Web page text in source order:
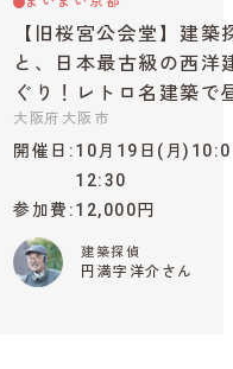
【旧桜宮公会堂】建築
と、日本最古級の西洋
ぐり！レトロ名建築で
大阪府大阪市
開催日
10月19日(月
12:30
参加費 12,000円
建築探偵
円満字洋介さん